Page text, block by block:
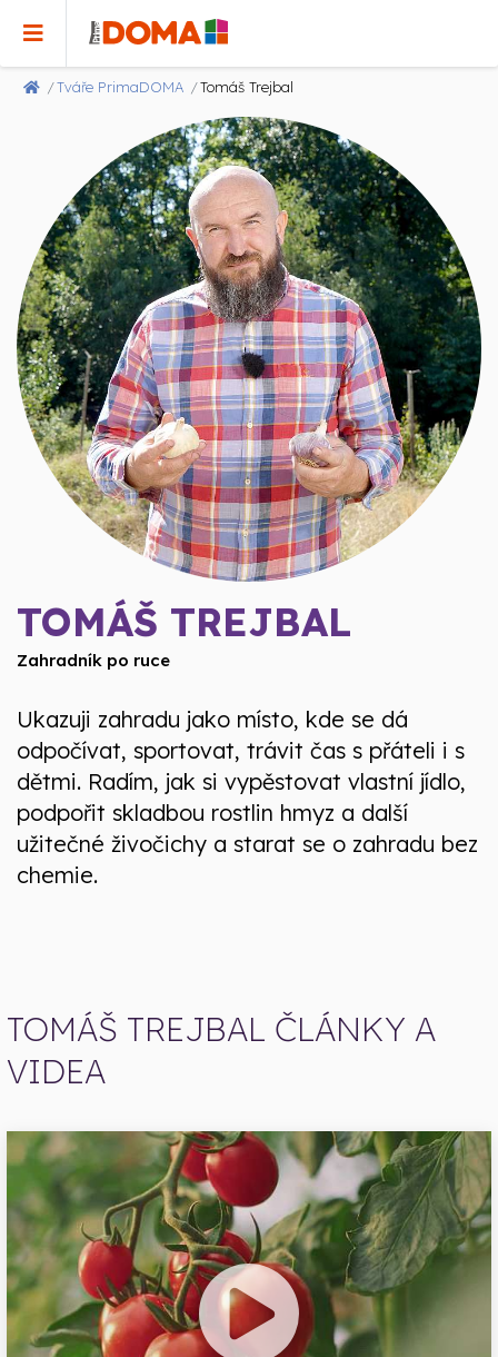
Tváře PrimaDOMA Tomáš Trejbal
TOMÁŠ TREJBAL
Zahradník po ruce
Ukazuji zahradu jako místo, kde se dá
odpočívat, sportovat, trávit čas s přáteli i s
dětmi. Radím, jak si vypěstovat vlastní jídlo,
podpořit skladbou rostlin hmyz a další
užitečné živočichy a starat se o zahradu bez
chemie.
TOMÁŠ TREJBAL ČLÁNKY A
VIDEA